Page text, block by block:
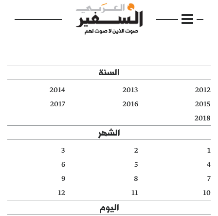
الرئيسية
مواضيع
دفاتر
السنة
2012
2013
2014
2015
2016
2017
2018
الشهر
1
2
3
4
5
6
7
8
9
10
11
12
اليوم